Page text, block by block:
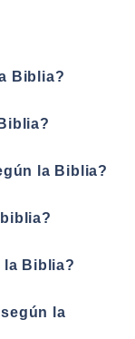
Biblia?
la Biblia?
la Biblia?
la